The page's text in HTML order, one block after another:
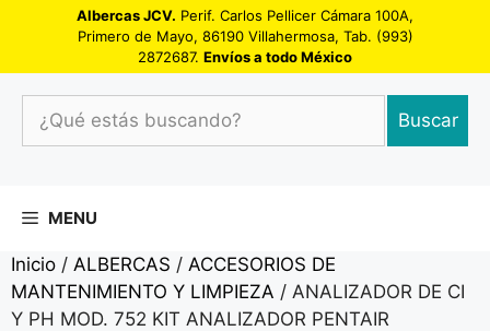
Albercas JCV. Perif. Carlos Pellicer Cámara 100A,
Primero de Mayo, 86190 Villahermosa, Tab. (993)
2872687. Envíos a todo México
¿Qué
estás
Buscar
MENU
Inicio / ALBERCAS / ACCESORIOS DE
MANTENIMIENTO Y LIMPIEZA / ANALIZADOR DE CI
Y PH MOD. 752 KIT ANALIZADOR PENTAIR